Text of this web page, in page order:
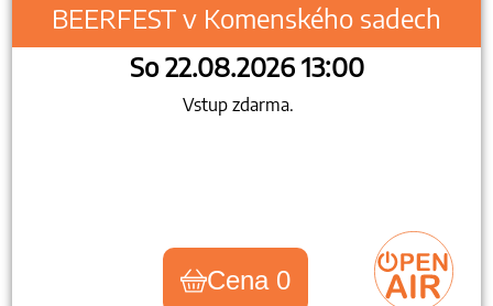
BEERFEST v Komenského sadech
So 22.08.2026 13:00
Vstup zdarma.
Cena 0